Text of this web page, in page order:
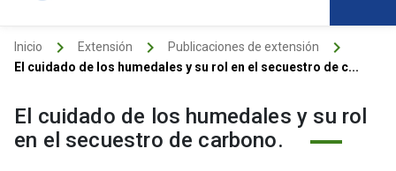
Inicio keyboard_arrow_right Extensión keyboard_arrow_right Publicaciones de extensión keyboard_arrow_right
El cuidado de los humedales y su rol en el secuestro de c...
El cuidado de los humedales y su rol
en el secuestro de carbono.